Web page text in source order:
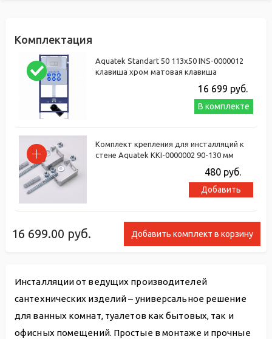
Комплектация
16 699.00 руб. Добавить комплект в корзину
Aquatek Standart 50 113x50 INS-0000012
клавиша хром матовая клавиша
16 699 руб.
В комплекте
Комплект крепления для инсталляций к
стене Aquatek KKI-0000002 90-130 мм
480 руб.
Добавить
Инсталляции от ведущих производителей
сантехнических изделий – универсальное решение
для ванных комнат, туалетов как бытовых, так и
офисных помещений. Простые в монтаже и прочные